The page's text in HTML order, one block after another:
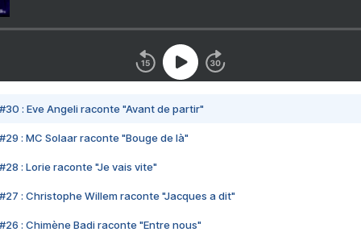
#30 : Eve Angeli raconte "Avant de partir"
#29 : MC Solaar raconte "Bouge de là"
#28 : Lorie raconte "Je vais vite"
#27 : Christophe Willem raconte "Jacques a dit"
#26 : Chimène Badi raconte "Entre nous"